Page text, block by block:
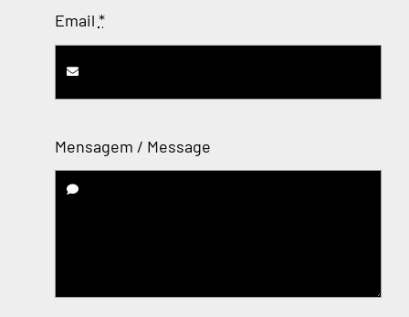
Email *
Mensagem / Message